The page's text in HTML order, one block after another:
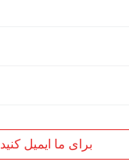
برای ما ایمیل کنید